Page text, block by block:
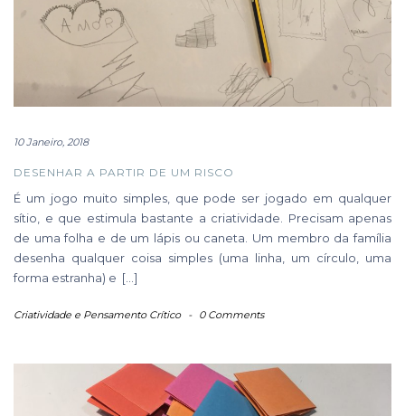
10 Janeiro, 2018
DESENHAR A PARTIR DE UM RISCO
É um jogo muito simples, que pode ser jogado em qualquer
sítio, e que estimula bastante a criatividade. Precisam apenas
de uma folha e de um lápis ou caneta. Um membro da família
desenha qualquer coisa simples (uma linha, um círculo, uma
forma estranha) e […]
Criatividade e Pensamento Crítico - 0 Comments